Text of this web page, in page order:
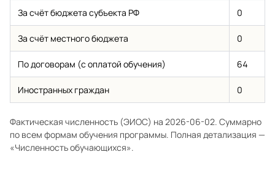
За счёт бюджета субъекта РФ 0
За счёт местного бюджета 0
По договорам (с оплатой обучения) 64
Иностранных граждан 0
Фактическая численность (ЭИОС) на 2026-06-02. Суммарно
по всем формам обучения программы. Полная детализация —
«Численность обучающихся».